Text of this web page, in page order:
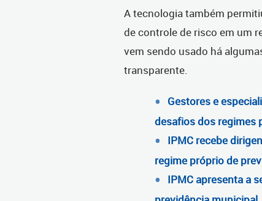
A tecnologia também
de controle de risco em um
vem sendo usado há
transparente.
Gestores e
desafios dos regimes
IPMC recebe
regime próprio de
IPMC apresenta a